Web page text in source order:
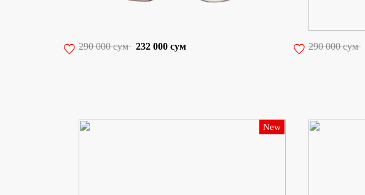
290 000 сум 232 000 сум 290 000 сум
New